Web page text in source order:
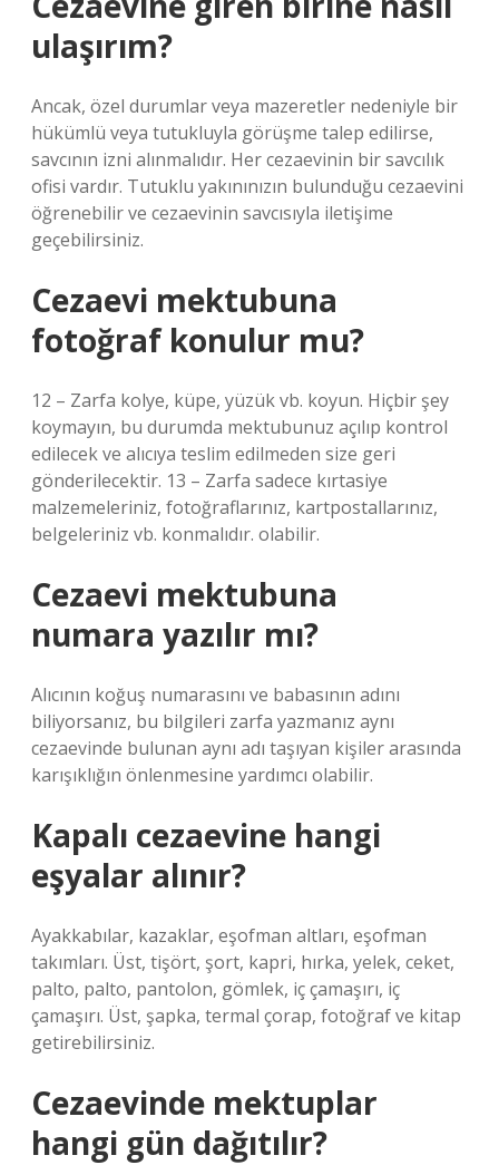
ulaşırım?
Ancak, özel durumlar veya mazeretler nedeniyle bir
hükümlü veya tutukluyla görüşme talep edilirse,
savcının izni alınmalıdır. Her cezaevinin bir savcılık
ofisi vardır. Tutuklu yakınınızın bulunduğu cezaevini
öğrenebilir ve cezaevinin savcısıyla iletişime
geçebilirsiniz.
Cezaevi mektubuna
fotoğraf konulur mu?
12 – Zarfa kolye, küpe, yüzük vb. koyun. Hiçbir şey
koymayın, bu durumda mektubunuz açılıp kontrol
edilecek ve alıcıya teslim edilmeden size geri
gönderilecektir. 13 – Zarfa sadece kırtasiye
malzemeleriniz, fotoğraflarınız, kartpostallarınız,
belgeleriniz vb. konmalıdır. olabilir.
Cezaevi mektubuna
numara yazılır mı?
Alıcının koğuş numarasını ve babasının adını
biliyorsanız, bu bilgileri zarfa yazmanız aynı
cezaevinde bulunan aynı adı taşıyan kişiler arasında
karışıklığın önlenmesine yardımcı olabilir.
Kapalı cezaevine hangi
eşyalar alınır?
Ayakkabılar, kazaklar, eşofman altları, eşofman
takımları. Üst, tişört, şort, kapri, hırka, yelek, ceket,
palto, palto, pantolon, gömlek, iç çamaşırı, iç
çamaşırı. Üst, şapka, termal çorap, fotoğraf ve kitap
getirebilirsiniz.
Cezaevinde mektuplar
hangi gün dağıtılır?